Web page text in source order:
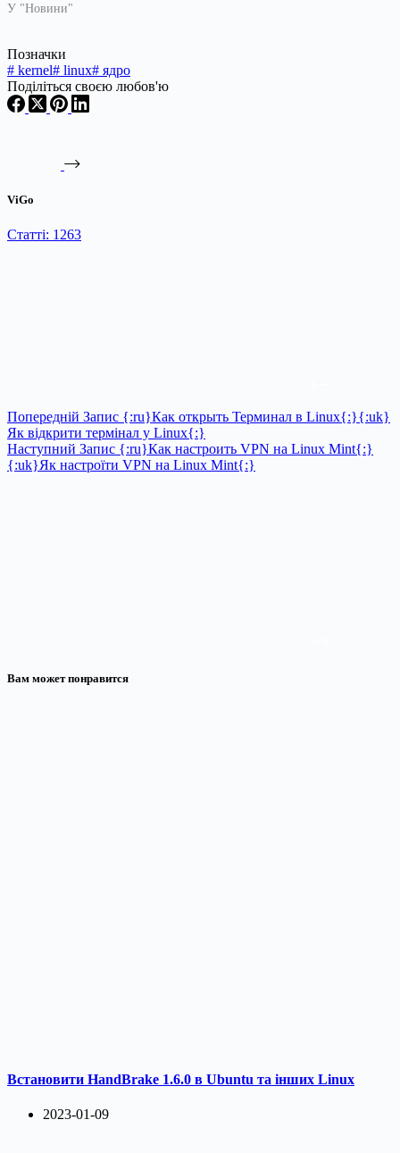
У "Новини"
Позначки
# kernel# linux# ядро
Поділіться своєю любов'ю
ViGo
Статті: 1263
Попередній Запис {:ru}Как открыть Терминал в Linux{:}{:uk}
Як відкрити термінал у Linux{:}
Наступний Запис {:ru}Как настроить VPN на Linux Mint{:}
{:uk}Як настроїти VPN на Linux Mint{:}
Вам может понравится
Встановити HandBrake 1.6.0 в Ubuntu та інших Linux
2023-01-09